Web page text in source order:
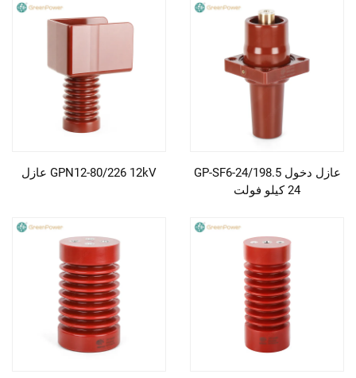
عازل دخول GP-SF6-24/198.5
24 كيلو فولت
GPN12-80/226 12kV عازل